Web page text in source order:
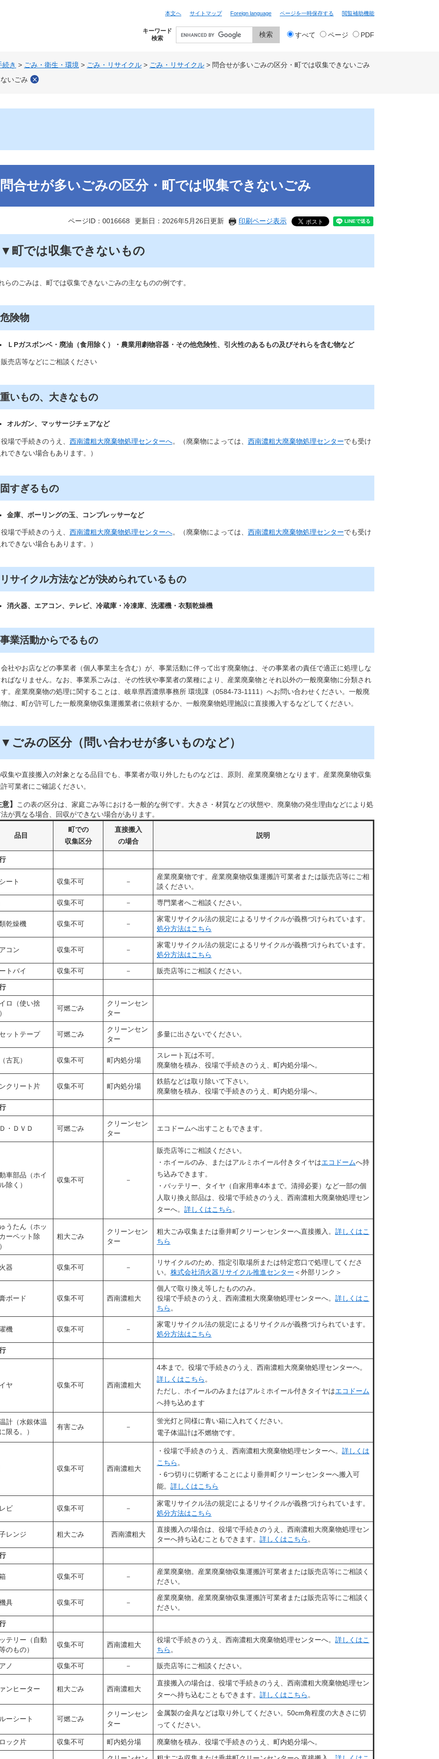
本文へ サイトマップ Foreign language ページを一時保存する 閲覧補助機能
キーワード
検索
検
象
すべて ページ PDF
続き > ごみ・衛生・環境 > ごみ・リサイクル > ごみ・リサイクル > 問合せが多いごみの区分・町では収集できないごみ
いごみ
問合せが多いごみの区分・町では収集できないごみ
ページID：0016668 更新日：2026年5月26日更新 印刷ページ表示
▼町では収集できないもの
らのごみは、町では収集できないごみの主なものの例です。
危険物
ＬPガスボンベ・廃油（食用除く）・農業用劇物容器・その他危険性、引火性のあるもの及びそれらを含む物など
売店等などにご相談ください
重いもの、大きなもの
オルガン、マッサージチェアなど
場で手続きのうえ、 西南濃粗大廃棄物処理センターへ。​（廃棄物によっては、 西南濃粗大廃棄物処理センターでも受け
れできない場合もあります。）
固すぎるもの
金庫、ボーリングの玉、コンプレッサーなど
場で手続きのうえ、 西南濃粗大廃棄物処理センターへ。​（廃棄物によっては、 西南濃粗大廃棄物処理センターでも受け
れできない場合もあります。）
リサイクル方法などが決められているもの
消火器、エアコン、テレビ、冷蔵庫・冷凍庫、洗濯機・衣類乾燥機
​事業活動からでるもの
社やお店などの事業者（個人事業主を含む）が、事業活動に伴って出す廃棄物は、その事業者の責任で適正に処理しな
ればなりません。なお、事業系ごみは、その性状や事業者の業種により、産業廃棄物とそれ以外の一般廃棄物に分類され
す。産業廃棄物の処理に関することは、岐阜県西濃県事務所 環境課（0584-73-1111）へお問い合わせください。一般廃
は、町が許可した一般廃棄物収集運搬業者に依頼するか、一般廃棄物処理施設に直接搬入するなどしてください。
▼ごみの区分（問い合わせが多いものなど）
収集や直接搬入の対象となる品目でも、事業者が取り外したものなどは、原則、産業廃棄物となります。産業廃棄物収集
可業者にご確認ください。
意】
この表の区分は、家庭ごみ等における一般的な例です。大きさ・材質などの状態や、廃棄物の発生理由などにより処
が異なる場合、回収ができない場合があります。
品目
町での
収集区分
直接搬入
の場合
説明
ート 収集不可 －
産業廃棄物です。産業廃棄物収集運搬許可業者または販売店等にご相
談ください。
収集不可 － 専門業者へご相談ください。
乾燥機 収集不可 －
家電リサイクル法の規定によるリサイクルが義務づけられています。
処分方法はこちら
コン 収集不可 －
家電リサイクル法の規定によるリサイクルが義務づけられています。
処分方法はこちら
トバイ 収集不可 － 販売店等にご相談ください。
ロ（使い捨
可燃ごみ
クリーンセン
ター
ットテープ 可燃ごみ
クリーンセン
ター
多量に出さないでください。
古瓦） 収集不可 町内処分場
スレート瓦は不可。
廃棄物を積み、役場で手続きのうえ、町内処分場へ。
クリート片 収集不可 町内処分場
鉄筋などは取り除いて下さい。
廃棄物を積み、役場で手続きのうえ、町内処分場へ。
・ＤＶＤ 可燃ごみ
クリーンセン
ター
エコドームへ出すこともできます。
車部品（ホイ
除く）
収集不可 －
販売店等にご相談ください。
・ホイールのみ、またはアルミホイール付きタイヤはエコドームへ持
ち込みできます。
・バッテリー、タイヤ（自家用車4本まで。清掃必要）など一部の個
人取り換え部品は、役場で手続きのうえ、西南濃粗大廃棄物処理セン
ターへ。 詳しくはこちら 。
うたん（ホッ
カーペット除
粗大ごみ
クリーンセン
ター
粗大ごみ収集または垂井町クリーンセンターへ直接搬入。 詳しくはこ
ちら
器 収集不可 －
リサイクルのため、指定引取場所または特定窓口で処理してくださ
い。 株式会社消火器リサイクル推進センター ＜外部リンク＞
ボード 収集不可 西南濃粗大
個人で取り換え等したもののみ。
役場で手続きのうえ、西南濃粗大廃棄物処理センターへ。 詳しくはこ
ちら 。
機 収集不可 －
家電リサイクル法の規定によるリサイクルが義務づけられています。
処分方法はこちら
ヤ 収集不可 西南濃粗大
4本まで。役場で手続きのうえ、西南濃粗大廃棄物処理センターへ。
詳しくはこちら 。
ただし、ホイールのみまたはアルミホイール付きタイヤはエコドーム
へ持ち込めます
計（水銀体温
限る。）
有害ごみ －
蛍光灯と同様に青い箱に入れてください。
電子体温計は不燃物です。
収集不可 西南濃粗大
・役場で手続きのうえ、西南濃粗大廃棄物処理センターへ。 詳しくは
こちら 。
・6つ切りに切断することにより垂井町クリーンセンターへ搬入可
能。 詳しくはこちら
ビ 収集不可 －
家電リサイクル法の規定によるリサイクルが義務づけられています。
処分方法はこちら
レンジ 粗大ごみ 西南濃粗大
​直接搬入の場合は、役場で手続きのうえ、西南濃粗大廃棄物処理セン
ターへ持ち込むこともできます。 詳しくはこちら 。
収集不可 －
産業廃棄物。産業廃棄物収集運搬許可業者または販売店等にご相談く
ださい。
具 収集不可 －
産業廃棄物。産業廃棄物収集運搬許可業者または販売店等にご相談く
ださい。
テリー（自動
のもの）
収集不可 西南濃粗大
役場で手続きのうえ、西南濃粗大廃棄物処理センターへ。 詳しくはこ
ちら 。
ノ 収集不可 － 販売店等にご相談ください。
ンヒーター 粗大ごみ 西南濃粗大
​直接搬入の場合は、役場で手続きのうえ、西南濃粗大廃棄物処理セン
ターへ持ち込むこともできます。 詳しくはこちら 。
ーシート 可燃ごみ
クリーンセン
ター
金属製の金具などは取り外してください。50cm角程度の大きさに切
ってください。
ック片 収集不可 町内処分場 廃棄物を積み、役場で手続きのうえ、町内処分場へ。